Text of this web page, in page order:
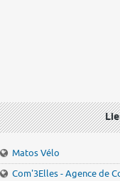
Matos Vélo
Com'3Elles - Agence de